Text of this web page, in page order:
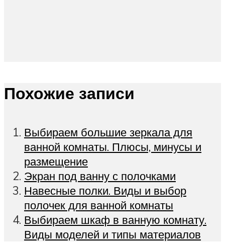
Похожие записи
Выбираем большие зеркала для
ванной комнаты. Плюсы, минусы и
размещение
Экран под ванну с полочками
Навесные полки. Виды и выбор
полочек для ванной комнаты
Выбираем шкаф в ванную комнату.
Виды моделей и типы материалов